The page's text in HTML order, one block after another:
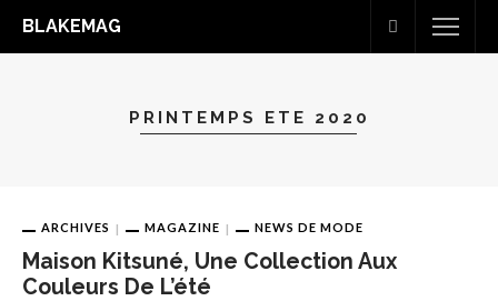
BLAKEMAG
PRINTEMPS ETE 2020
ARCHIVES MAGAZINE NEWS DE MODE
Maison Kitsuné, Une Collection Aux
Couleurs De L’été